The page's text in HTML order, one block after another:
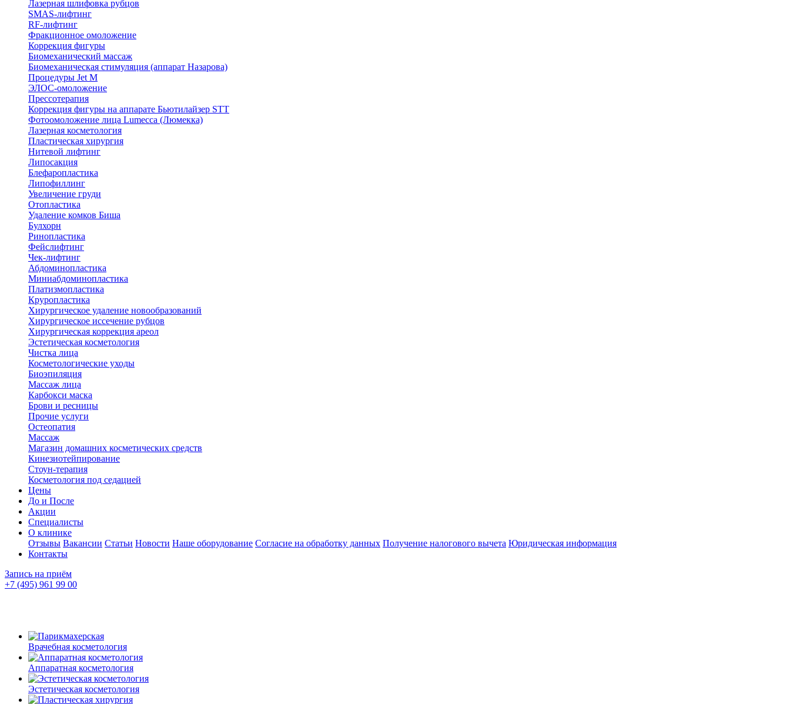
Лазерная шлифовка рубцов
SMAS-лифтинг
RF-лифтинг
Фракционное омоложение
Коррекция фигуры
Биомеханический массаж
Биомеханическая стимуляция (аппарат Назарова)
Процедуры Jet M
ЭЛОС-омоложение
Прессотерапия
Коррекция фигуры на аппарате Бьютилайзер STT
Фотоомоложение лица Lumecca (Люмекка)
Лазерная косметология
Пластическая хирургия
Нитевой лифтинг
Липосакция
Блефаропластика
Липофиллинг
Увеличение груди
Отопластика
Удаление комков Биша
Булхорн
Ринопластика
Фейслифтинг
Чек-лифтинг
Абдоминопластика
Миниабдоминопластика
Платизмопластика
Круропластика
Хирургическое удаление новообразований
Хирургическое иссечение рубцов
Хирургическая коррекция ареол
Эстетическая косметология
Чистка лица
Косметологические уходы
Биоэпиляция
Массаж лица
Карбокси маска
Брови и ресницы
Прочие услуги
Остеопатия
Массаж
Магазин домашних косметических средств
Кинезиотейпирование
Стоун-терапия
Косметология под седацией
Цены
До и После
Акции
Специалисты
О клинике
Отзывы Вакансии Статьи Новости Наше оборудование Согласие на обработку данных Получение налогового вычета Юридическая информация
Контакты
Запись на приём
+7 (495) 961 99 00
Врачебная косметология
Аппаратная косметология
Эстетическая косметология